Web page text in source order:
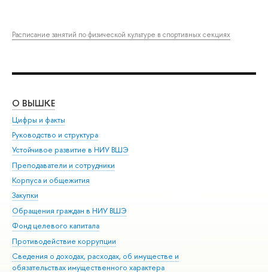
Расписание занятий по физической культуре в спортивных секциях
О ВЫШКЕ
Цифры и факты
Руководство и структура
Устойчивое развитие в НИУ ВШЭ
Преподаватели и сотрудники
Корпуса и общежития
Закупки
Обращения граждан в НИУ ВШЭ
Фонд целевого капитала
Противодействие коррупции
Сведения о доходах, расходах, об имуществе и
обязательствах имущественного характера